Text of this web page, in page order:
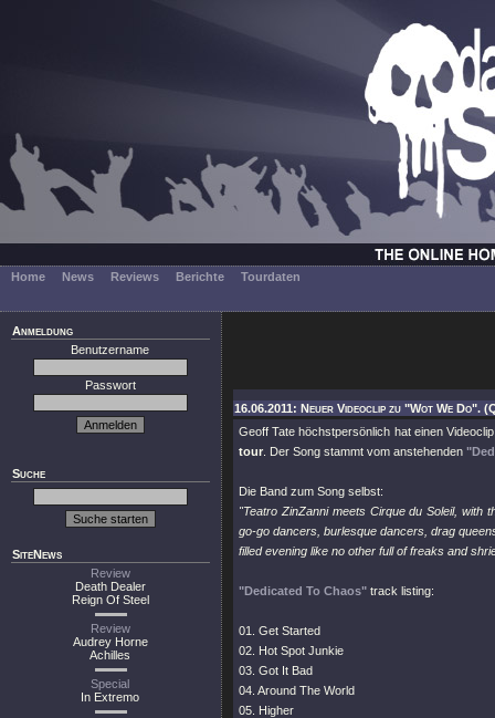
Home News Reviews Berichte Tourdaten
Anmeldung
Benutzername
Passwort
Suche
SiteNews
Review
Death Dealer
Reign Of Steel
Review
Audrey Horne
Achilles
Special
In Extremo
16.06.2011: Neuer Videoclip zu "Wot We Do".
Geoff Tate höchstpersönlich hat einen
tour . Der Song stammt vom anstehenden
Die Band zum Song selbst:
"Teatro ZinZanni meets Cirque du Soleil, with
go-go dancers, burlesque dancers, drag
filled evening like no other full of freaks and
"Dedicated To Chaos" track listing:
01. Get Started
02. Hot Spot Junkie
03. Got It Bad
04. Around The World
05. Higher